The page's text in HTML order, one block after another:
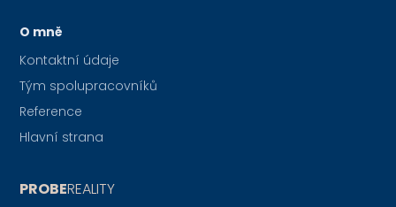
O mně
Kontaktní údaje
Tým spolupracovníků
Reference
Hlavní strana
PROBEREALITY